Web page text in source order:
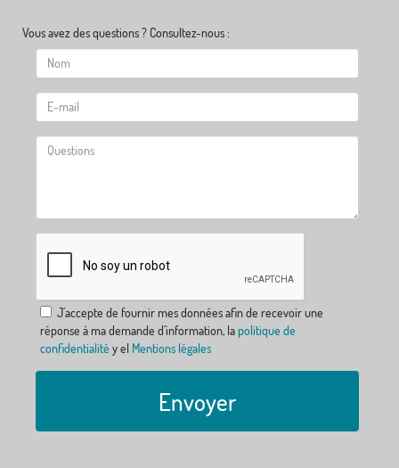
Vous avez des questions ? Consultez-nous :
J´accepte de fournir mes données afin de recevoir une
réponse à ma demande d´information, lapolitique de
confidentialité y el Mentions légales
Envoyer